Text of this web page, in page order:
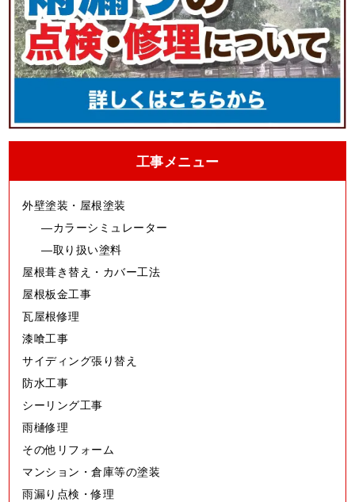
工事メニュー
外壁塗装・屋根塗装
カラーシミュレーター
取り扱い塗料
屋根葺き替え・カバー工法
屋根板金工事
瓦屋根修理
漆喰工事
サイディング張り替え
防水工事
シーリング工事
雨樋修理
その他リフォーム
マンション・倉庫等の塗装
雨漏り点検・修理